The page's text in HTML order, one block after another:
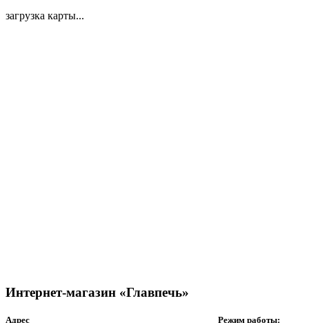
загрузка карты...
Интернет-магазин «Главпечь»
Адрес
Режим работы: